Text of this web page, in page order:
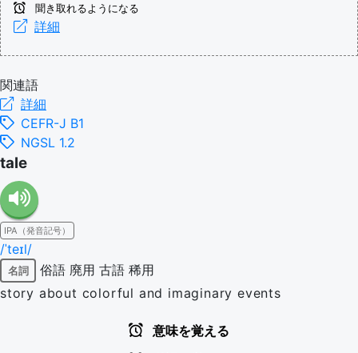
聞き取れるようになる
詳細
関連語
詳細
CEFR-J B1
NGSL 1.2
tale
IPA（発音記号）
/ˈteɪl/
名詞 俗語 廃用 古語 稀用
story about colorful and imaginary events
意味を覚える